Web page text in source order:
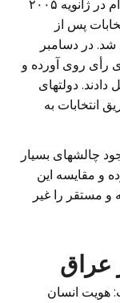
اولین انتخابات این کشور پس از سقوط صدام در ژانویه ۲۰۰۵
پس از
در سال ۱۹۵۸ منتهی شد. در دسامبر
رأی روی آورده و
دولتهای
سال ۲۰۱۰ و ۲۰۱۴ از طریق انتخابات به
چالشهای بسیار
و مقایسه این
و مستقر را غیر
عراق
هویت انسان